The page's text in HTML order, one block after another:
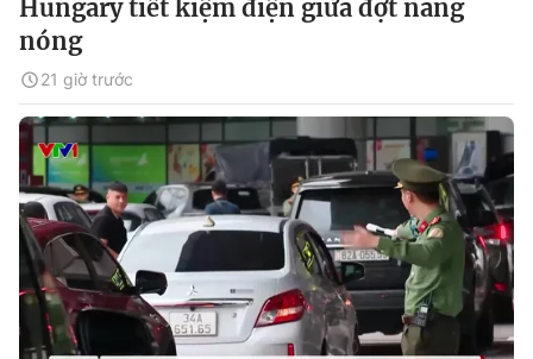
Hungary tiết kiệm điện giữa đợt nắng
nóng
21 giờ trước